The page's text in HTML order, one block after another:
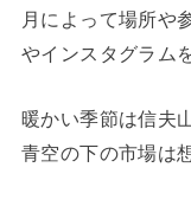
月によって場所や
やインスタグラム
暖かい季節は信夫
青空の下の市場は